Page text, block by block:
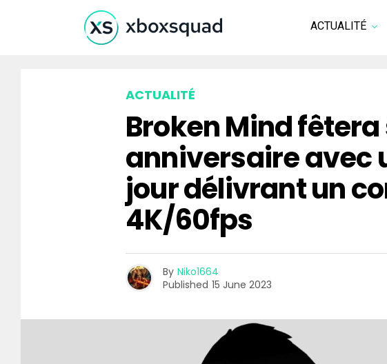
ACTUALITÉ
ACTUALITÉ
Broken Mind fêtera
anniversaire avec
jour délivrant un
4K/60fps
By Niko1664
Published 15 June 2023